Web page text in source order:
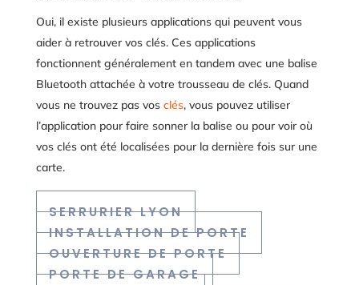
Oui, il existe plusieurs applications qui peuvent vous
aider à retrouver vos clés. Ces applications
fonctionnent généralement en tandem avec une balise
Bluetooth attachée à votre trousseau de clés. Quand
vous ne trouvez pas vos clés, vous pouvez utiliser
l’application pour faire sonner la balise ou pour voir où
vos clés ont été localisées pour la dernière fois sur une
carte.
SERRURIER LYON
INSTALLATION DE PORTE
OUVERTURE DE PORTE
PORTE DE GARAGE